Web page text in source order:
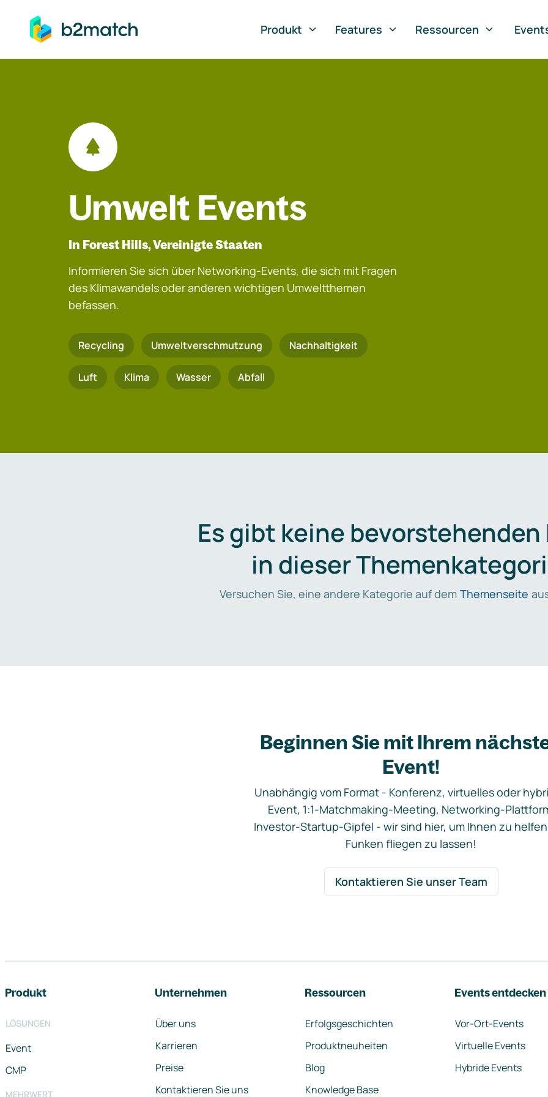
springen
Produkt
Features Ressourcen
Umwelt Events
In Forest Hills, Vereinigte Staaten
Informieren Sie sich über Networking-Events, die sich mit Fragen
des Klimawandels oder anderen wichtigen Umweltthemen
befassen.
Recycling Umweltverschmutzung Nachhaltigkeit
Luft Klima Wasser Abfall
Es gibt keine bevorstehenden
in dieser
Versuchen Sie, eine andere Kategorie auf dem Themenseite
Beginnen Sie mit Ihrem
Event!
Unabhängig vom Format - Konferenz, virtuelles oder
Event, 1:1-Matchmaking-Meeting, Networking-
Investor-Startup-Gipfel - wir sind hier, um Ihnen zu
Funken fliegen zu lassen!
Kontaktieren Sie unser Team
Produkt
LÖSUNGEN
Event
CMP
MEHRWERT
Unternehmen
Über uns
Karrieren
Preise
Kontaktieren Sie uns
Ressourcen
Erfolgsgeschichten
Produktneuheiten
Blog
Knowledge Base
Events entdecken
Vor-Ort-Events
Virtuelle Events
Hybride Events